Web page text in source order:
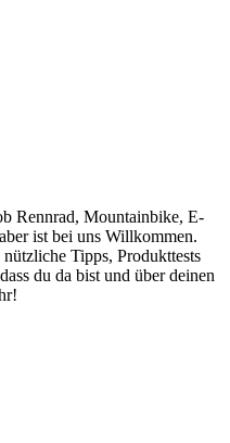
Rennrad, Mountainbike, E-
ist bei uns Willkommen.
Tipps, Produkttests
du da bist und über deinen